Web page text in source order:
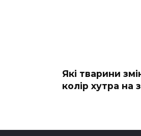
Які тварини
колір хутра на